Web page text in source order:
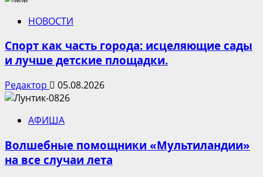
НОВОСТИ
Спорт как часть города: исцеляющие сады
и лучше детские площадки.
Редактор 05.08.2026
АФИША
Волшебные помощники «Мультиландии»
на все случаи лета